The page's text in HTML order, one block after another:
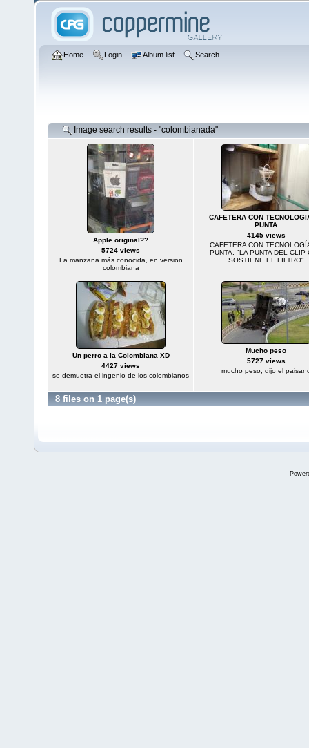
Home Login Album list Search
Image search results - "colombianada"
Apple original??
5724 views
La manzana más conocida, en version
colombiana
CAFETERA CON
PUNTA
4145 views
CAFETERA CON
PUNTA. "LA PUNTA DEL CLIP
SOSTIENE EL FILTRO"
Un perro a la Colombiana XD
4427 views
se demuetra el ingenio de los colombianos
Mucho peso
5727 views
mucho peso, dijo el
8 files on 1 page(s)